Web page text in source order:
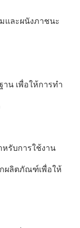
และผนังภาชนะ
น เพื่อให้การทํา
หรับการใช้งาน
ผลิตภัณฑ์เพื่อให้